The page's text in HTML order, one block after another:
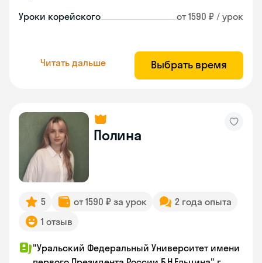
Уроки корейского от 1590 ₽ / урок
Читать дальше Выбрать время
Полина
5 от 1590 ₽ за урок
2 года опыта
1 отзыв
"Уральский Федеральный Университет имени